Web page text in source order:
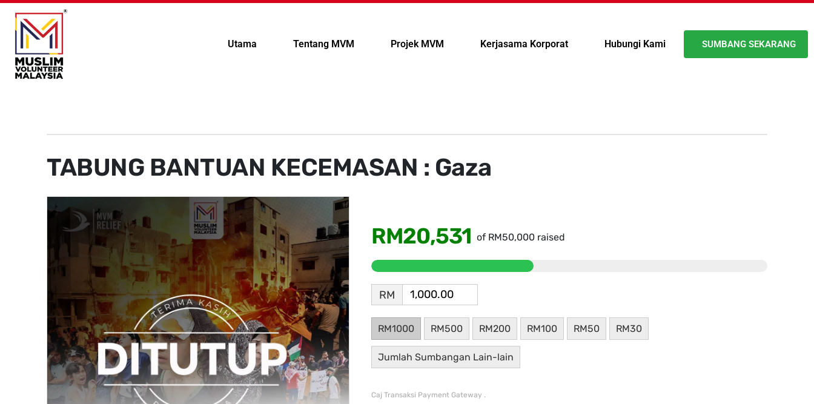
Utama Tentang MVM Projek MVM Kerjasama Korporat Hubungi Kami SUMBANG SEKARANG
TABUNG BANTUAN KECEMASAN : Gaza
RM20,531 of RM50,000raised
RM
RM1000 RM500 RM200 RM100 RM50 RM30
Jumlah Sumbangan Lain-lain
Caj Transaksi Payment Gateway .